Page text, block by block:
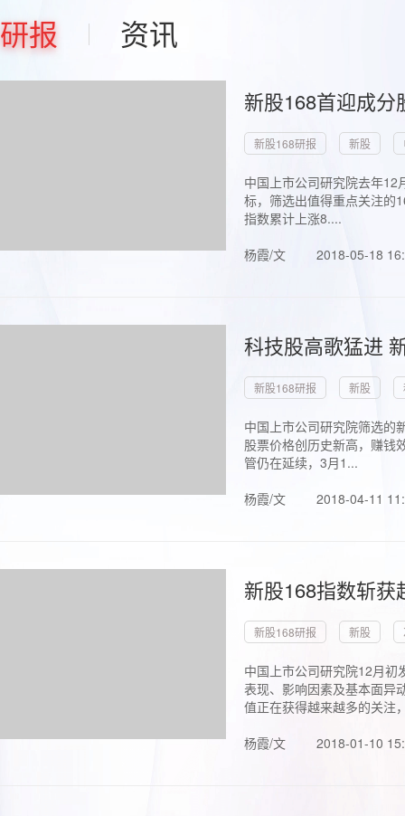
研报 资讯
新股168首迎成
新股168研报 新股
中国上市公司研究院去年
标，筛选出值得重点关注的
指数累计上涨8....
杨霞/文
2018-05-18
科技股高歌猛进
新股168研报 新股
中国上市公司研究院筛选的
股票价格创历史新高，赚钱
管仍在延续，3月1...
杨霞/文
2018-04-11
新股168指数斩
新股168研报 新股
中国上市公司研究院12月初
表现、影响因素及基本面异
值正在获得越来越多的关注
杨霞/文
2018-01-10